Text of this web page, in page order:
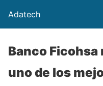
Adatech
Banco
uno de los